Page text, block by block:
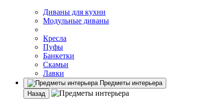
Диваны для кухни
Модульные диваны
Кресла
Пуфы
Банкетки
Скамьи
Лавки
Предметы интерьера
Назад